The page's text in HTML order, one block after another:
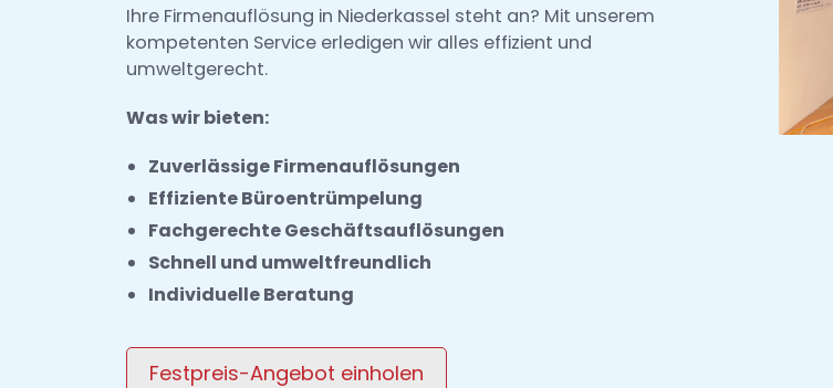
Ihre Firmenauflösung in Niederkassel steht an? Mit unserem
kompetenten Service erledigen wir alles effizient und
umweltgerecht.
Was wir bieten:
Zuverlässige Firmenauflösungen
Effiziente Büroentrümpelung
Fachgerechte Geschäftsauflösungen
Schnell und umweltfreundlich
Individuelle Beratung
Festpreis-Angebot einholen